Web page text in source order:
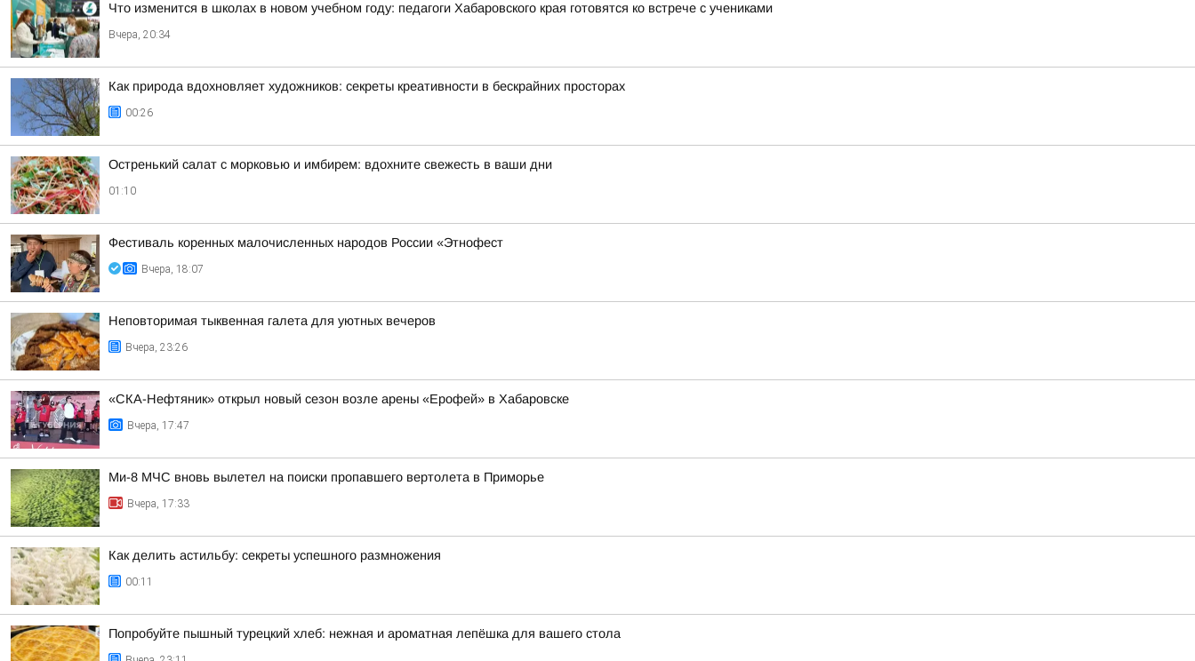
Что изменится в школах в новом учебном году: педагоги Хабаровского края готовятся ко встрече с учениками
Вчера, 20:34
Как природа вдохновляет художников: секреты креативности в бескрайних просторах
00:26
Остренький салат с морковью и имбирем: вдохните свежесть в ваши дни
01:10
Фестиваль коренных малочисленных народов России «Этнофест
Вчера, 18:07
Неповторимая тыквенная галета для уютных вечеров
Вчера, 23:26
«СКА-Нефтяник» открыл новый сезон возле арены «Ерофей» в Хабаровске
Вчера, 17:47
Ми-8 МЧС вновь вылетел на поиски пропавшего вертолета в Приморье
Вчера, 17:33
Как делить астильбу: секреты успешного размножения
00:11
Попробуйте пышный турецкий хлеб: нежная и ароматная лепёшка для вашего стола